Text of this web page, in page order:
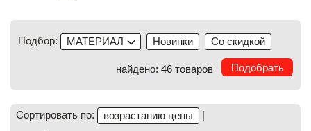
Подбор: МАТЕРИАЛ Новинки Со скидкой
найдено: 46 товаров
Сортировать по: возрастанию цены
|